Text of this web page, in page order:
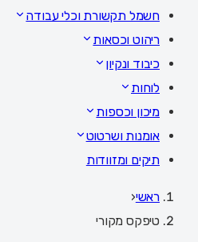
חשמל תקשורת וכלי עבודה
ריהוט וכסאות
כיבוד ונקיון
לוחות
מיכון וכספות
אומנות ושרטוט
תיקים ומזוודות
ראשי‹
טיפקס מקורי